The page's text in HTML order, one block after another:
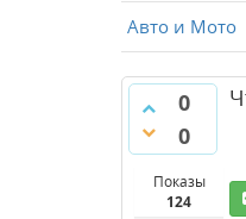
Авто и Мото
0
0
Показы
124